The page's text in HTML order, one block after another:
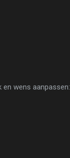
en wens aanpassen: